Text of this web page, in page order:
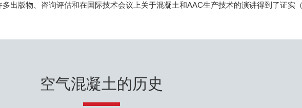
出版物、咨询评估和在国际技术会议上关于混凝土和AAC生产技术的演讲得到了证实
空气混凝土的历史